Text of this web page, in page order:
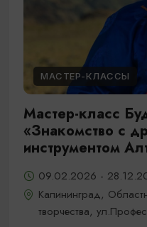
МАСТЕР-КЛАССЫ
Мастер-класс
«Знакомство с
инструментом
09.02.2026 -
Калининград,
творчества,